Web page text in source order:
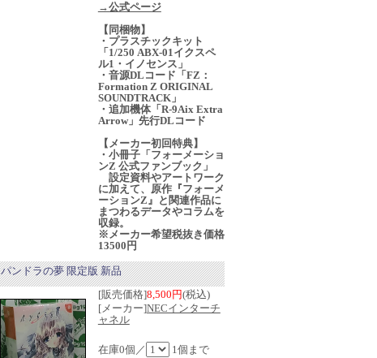
→公式ページ
【同梱物】
・プラスチックキット
「1/250 ABX-01イクスペ
ル1・イノセンス」
・音源DLコード「FZ：
Formation Z ORIGINAL
SOUNDTRACK」
・追加機体「R-9Aix Extra
Arrow」先行DLコード
【メーカー初回特典】
・小冊子「フォーメーショ
ンZ 公式ファンブック」
設定資料やアートワーク
に加えて、原作『フォーメ
ーションZ』と関連作品に
まつわるデータやコラムを
収録。
※メーカー希望税抜き価格
13500円
パンドラの夢 限定版 新品
[販売価格]8,500円(税込)
[メーカー]NECインターチ
ャネル
在庫0個／
1個まで